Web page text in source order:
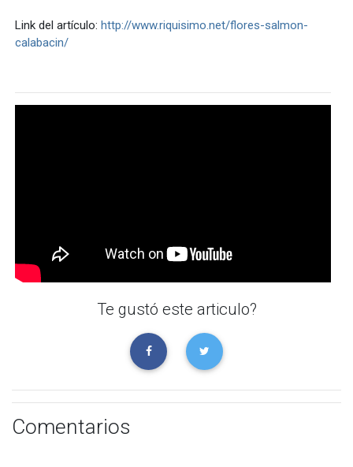
Link del artículo:http://www.riquisimo.net/flores-salmon-
calabacin/
Te gustó este articulo?
Comentarios